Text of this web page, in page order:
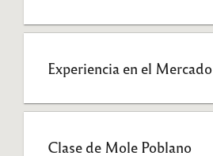
Experiencia en el Mercado
Clase de Mole Poblano